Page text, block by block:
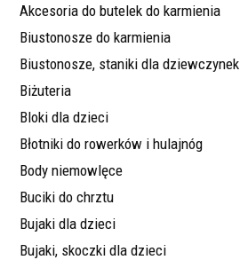
Akcesoria do butelek do karmienia
Biustonosze do karmienia
Biustonosze, staniki dla dziewczynek
Biżuteria
Bloki dla dzieci
Błotniki do rowerków i hulajnóg
Body niemowlęce
Buciki do chrztu
Bujaki dla dzieci
Bujaki, skoczki dla dzieci